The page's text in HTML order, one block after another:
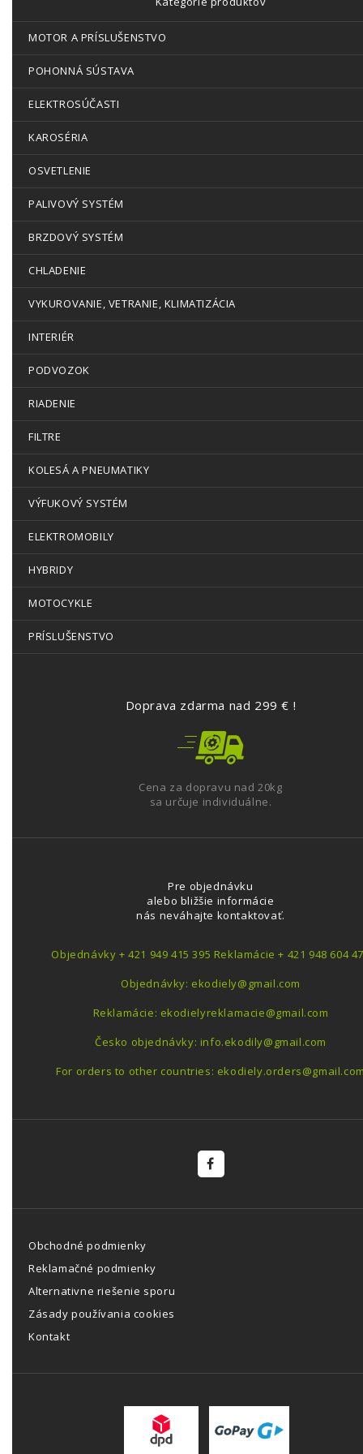
MOTOR A PRÍSLUŠENSTVO
POHONNÁ SÚSTAVA
ELEKTROSÚČASTI
KAROSÉRIA
OSVETLENIE
PALIVOVÝ SYSTÉM
BRZDOVÝ SYSTÉM
CHLADENIE
VYKUROVANIE, VETRANIE, KLIMATIZÁCIA
INTERIÉR
PODVOZOK
RIADENIE
FILTRE
KOLESÁ A PNEUMATIKY
VÝFUKOVÝ SYSTÉM
ELEKTROMOBILY
HYBRIDY
MOTOCYKLE
PRÍSLUŠENSTVO
Doprava zdarma nad 299 € !
Cena za dopravu nad 20kg
sa určuje individuálne.
Pre objednávku
alebo bližšie informácie
nás neváhajte kontaktovať.
Objednávky + 421 949 415 395 Reklamácie + 421 948 604
Objednávky: ekodiely@gmail.com
Reklamácie: ekodielyreklamacie@gmail.com
Česko objednávky: info.ekodily@gmail.com
For orders to other countries:
Obchodné podmienky
Reklamačné podmienky
Alternativne riešenie sporu
Zásady používania cookies
Kontakt